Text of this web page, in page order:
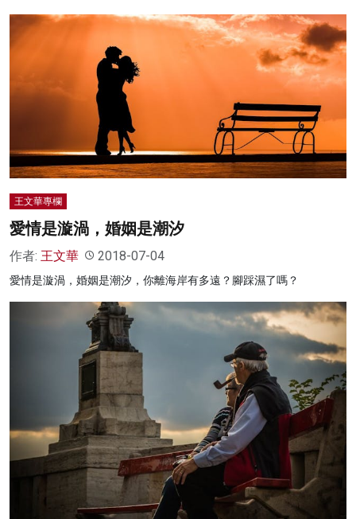
王文華專欄
愛情是漩渦，婚姻是潮汐
作者: 王文華 2018-07-04
愛情是漩渦，婚姻是潮汐，你離海岸有多遠？腳踩濕了嗎？